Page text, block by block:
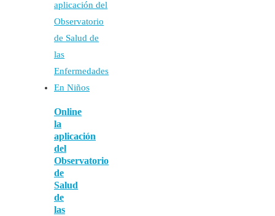
Online
la
aplicación
del
Observatorio
de
Salud
de
las